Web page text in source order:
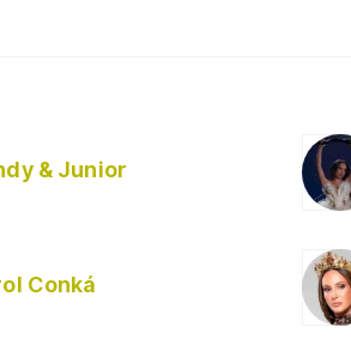
& Junior
Conká